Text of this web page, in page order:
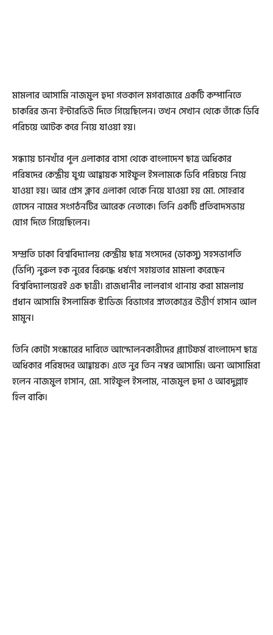
মামলার আসামি নাজমুল হুদা গতকাল মগবাজারে একটি কম্পানিতে
চাকরির জন্য ইন্টারভিউ দিতে গিয়েছিলেন। তখন সেখান থেকে তাঁকে ডিবি
পরিচয়ে আটক করে নিয়ে যাওয়া হয়।
সন্ধ্যায় চানখাঁর পুল এলাকার বাসা থেকে বাংলাদেশ ছাত্র অধিকার
পরিষদের কেন্দ্রীয় যুগ্ম আহ্বায়ক সাইফুল ইসলামকে ডিবি পরিচয়ে নিয়ে
যাওয়া হয়। আর প্রেস ক্লাব এলাকা থেকে নিয়ে যাওয়া হয় মো. সোহরাব
হোসেন নামের সংগঠনটির আরেক নেতাকে। তিনি একটি প্রতিবাদসভায়
যোগ দিতে গিয়েছিলেন।
সম্প্রতি ঢাকা বিশ্ববিদ্যালয় কেন্দ্রীয় ছাত্র সংসদের (ডাকসু) সহসভাপতি
(ভিপি) নুরুল হক নুরের বিরুদ্ধে ধর্ষণে সহায়তার মামলা করেছেন
বিশ্ববিদ্যালয়েরই এক ছাত্রী। রাজধানীর লালবাগ থানায় করা মামলায়
প্রধান আসামি ইসলামিক স্টাডিজ বিভাগের স্নাতকোত্তর উত্তীর্ণ হাসান আল
মামুন।
তিনি কোটা সংস্কারের দাবিতে আন্দোলনকারীদের প্ল্যাটফর্ম বাংলাদেশ ছাত্র
অধিকার পরিষদের আহ্বায়ক। এতে নুর তিন নম্বর আসামি। অন্য আসামিরা
হলেন নাজমুল হাসান, মো. সাইফুল ইসলাম, নাজমুল হুদা ও আবদুল্লাহ
হিল বাকি।